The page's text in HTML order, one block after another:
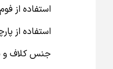
استفاده از فوم سرد و ابرهای 30 کیلویی
استفاده از
جنس کلاف و